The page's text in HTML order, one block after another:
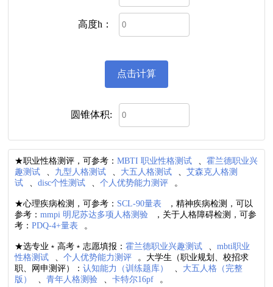
高度h：
圆锥体积:
★职业性格测评，可参考：MBTI 职业性格测试 、霍兰德职业兴
趣测试
、 九型人格测试 、 大五人格测试 、艾森克人格测
试
、disc个性测试 、个人优势能力测评 。
★心理疾病检测，可参考： SCL-90量表
，精神疾病检测，可以
参考：mmpi 明尼苏达多项人格测验
，关于人格障碍检测，可参
考：PDQ-4+量表 。
★选专业﹡高考﹡志愿填报：霍兰德职业兴趣测试 、mbti职业
性格测试
、个人优势能力测评
。大学生（职业规划、校招求
职、网申测评）：认知能力（训练题库） 、 大五人格（完整
版）
、青年人格测验 、卡特尔16pf 。